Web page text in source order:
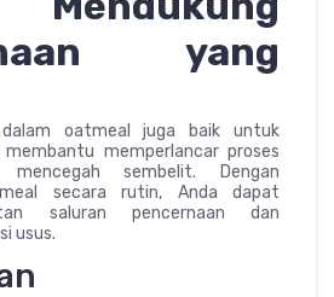
yang
dalam oatmeal juga baik untuk
memperlancar proses
sembelit. Dengan
secara rutin, Anda dapat
saluran pencernaan dan
usus.